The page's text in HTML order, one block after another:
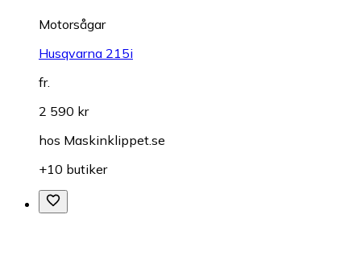
Motorsågar
Husqvarna 215i
fr.
2 590 kr
hos Maskinklippet.se
+10 butiker